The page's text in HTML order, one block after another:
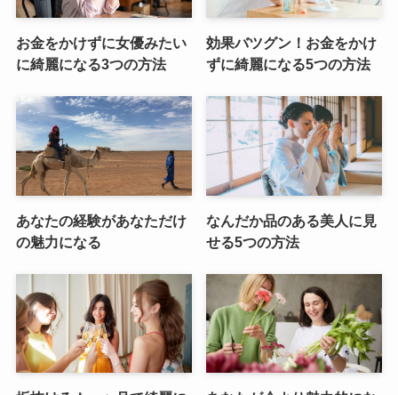
お金をかけずに女優みたい
に綺麗になる3つの方法
効果バツグン！お金をかけ
ずに綺麗になる5つの方法
あなたの経験があなただけ
の魅力になる
なんだか品のある美人に見
せる5つの方法